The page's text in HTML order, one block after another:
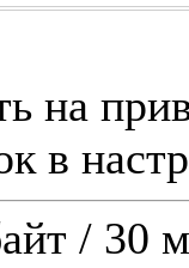
на
в
/ 30